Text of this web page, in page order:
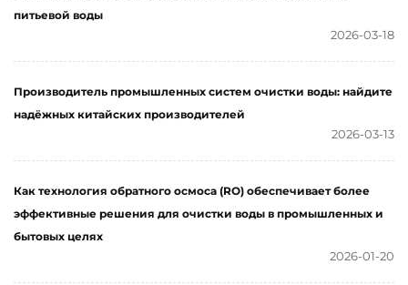
питьевой воды
2026-03-18
Производитель промышленных систем очистки воды: найдите
надёжных китайских производителей
2026-03-13
Как технология обратного осмоса (RO) обеспечивает более
эффективные решения для очистки воды в промышленных и
бытовых целях
2026-01-20